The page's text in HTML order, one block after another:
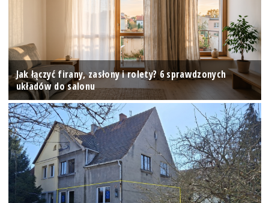
Jak łączyć firany, zasłony i rolety? 6 sprawdzonych
układów do salonu